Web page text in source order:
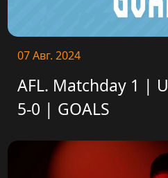
07 Авг. 2024
AFL. Matchday 1 |
5-0 | GOALS